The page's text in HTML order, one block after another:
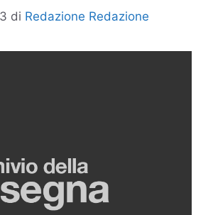
di Redazione Redazione